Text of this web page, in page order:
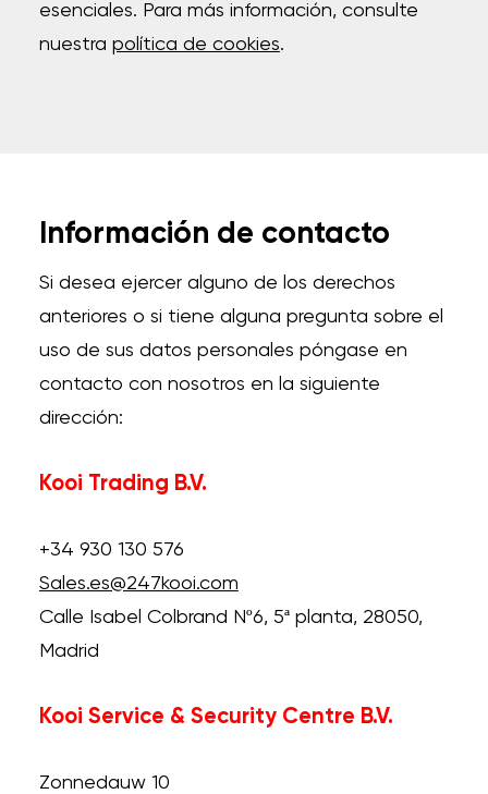
esenciales. Para más información, consulte
nuestra política de cookies.
Información de contacto
Si desea ejercer alguno de los derechos
anteriores o si tiene alguna pregunta sobre el
uso de sus datos personales póngase en
contacto con nosotros en la siguiente
dirección:
Kooi Trading B.V.
+34 930 130 576
Sales.es@247kooi.com
Calle Isabel Colbrand Nº6, 5ª planta, 28050,
Madrid
Kooi Service & Security Centre B.V.
Zonnedauw 10